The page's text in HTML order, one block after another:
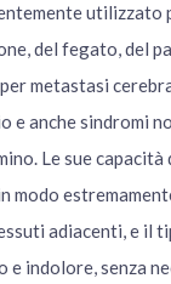
utilizzato
del fegato, del
metastasi
e anche sindromi
Le sue capacità
modo
adiacenti, e il
e indolore, senza